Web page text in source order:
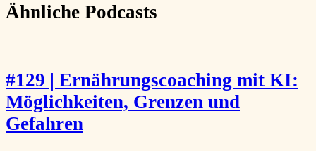
Ähnliche Podcasts
#129 | Ernährungscoaching mit KI:
Möglichkeiten, Grenzen und
Gefahren